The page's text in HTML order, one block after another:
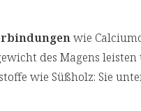
wie
des Magens
wie Süßholz: Sie